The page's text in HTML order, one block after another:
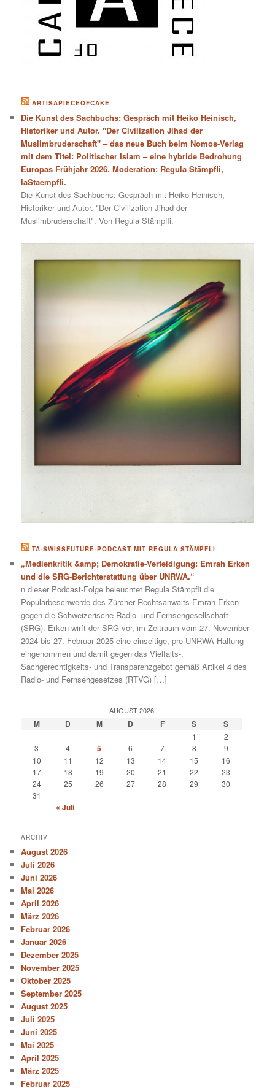
ARTISAPIECEOFCAKE
Die Kunst des Sachbuchs: Gespräch mit Heiko Heinisch,
Historiker und Autor. "Der Civilization Jihad der
Muslimbruderschaft" – das neue Buch beim Nomos-Verlag
mit dem Titel: Politischer Islam – eine hybride Bedrohung
Europas Frühjahr 2026. Moderation: Regula Stämpfli,
laStaempfli.
Die Kunst des Sachbuchs: Gespräch mit Heiko Heinisch,
Historiker und Autor. "Der Civilization Jihad der
Muslimbruderschaft". Von Regula Stämpfli.
TA-SWISSFUTURE-PODCAST MIT REGULA STÄMPFLI
„Medienkritik &amp; Demokratie-Verteidigung: Emrah Erken
und die SRG-Berichterstattung über UNRWA.“
n dieser Podcast-Folge beleuchtet Regula Stämpfli die
Popularbeschwerde des Zürcher Rechtsanwalts Emrah Erken
gegen die Schweizerische Radio- und Fernsehgesellschaft
(SRG). Erken wirft der SRG vor, im Zeitraum vom 27. November
2024 bis 27. Februar 2025 eine einseitige, pro-UNRWA-Haltung
eingenommen und damit gegen das Vielfalts-,
Sachgerechtigkeits- und Transparenzgebot gemäß Artikel 4 des
Radio- und Fernsehgesetzes (RTVG) […]
AUGUST 2026
M D M D F S S
1
2
3
4 5 6 7 8
9
10
11 12 13 14 15
16
17
18 19 20 21 22
23
24
25 26 27 28 29
30
31
« Juli
ARCHIV
August 2026
Juli 2026
Juni 2026
Mai 2026
April 2026
März 2026
Februar 2026
Januar 2026
Dezember 2025
November 2025
Oktober 2025
September 2025
August 2025
Juli 2025
Juni 2025
Mai 2025
April 2025
März 2025
Februar 2025